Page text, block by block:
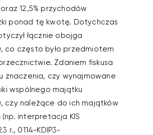
12,5% przychodów
ponad tę kwotę. Dotychczas
łącznie obojga
co często było przedmiotem
Zdaniem fiskusa
znaczenia, czy wynajmowane
wspólnego majątku
czy należące do ich majątków
interpretacja KIS
r., 0114-KDIP3-